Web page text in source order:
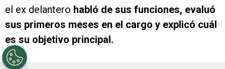
el ex delantero habló de sus funciones, evaluó
sus primeros meses en el cargo y explicó cuál
es su objetivo principal.